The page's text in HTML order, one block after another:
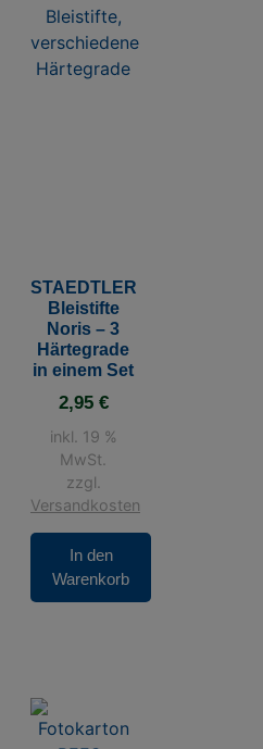
STAEDTLER
Bleistifte
Noris – 3
Härtegrade
in einem Set
2,95 €
inkl. 19 %
MwSt.
zzgl.
Versandkosten
In den
Warenkorb